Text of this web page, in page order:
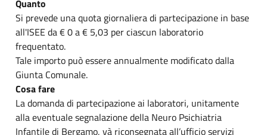
Quanto
Si prevede una quota giornaliera di partecipazione in base
all'ISEE da € 0 a € 5,03 per ciascun laboratorio
frequentato.
Tale importo può essere annualmente modificato dalla
Giunta Comunale.
Cosa fare
La domanda di partecipazione ai laboratori, unitamente
alla eventuale segnalazione della Neuro Psichiatria
Infantile di Bergamo, và riconsegnata all’ufficio servizi